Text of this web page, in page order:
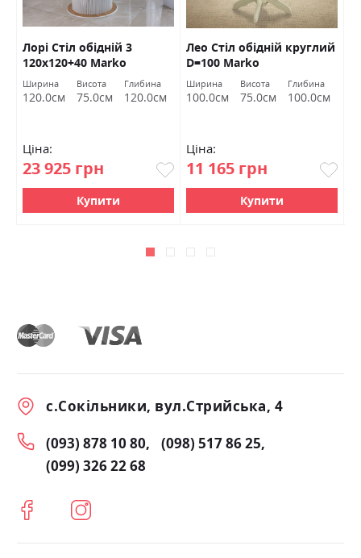
Лорі Стіл обідній 3
120х120+40 Marko
Ширина
120.0см
Висота
75.0см
Глибина
120.0см
Ціна:
23 925 грн
Купити
Лео Стіл обідній круглий
D=100 Marko
Ширина
100.0см
Висота
75.0см
Глибина
100.0см
Ціна:
11 165 грн
Купити
с.Сокільники, вул.Стрийська, 4
(093) 878 10 80
(098) 517 86 25
(099) 326 22 68